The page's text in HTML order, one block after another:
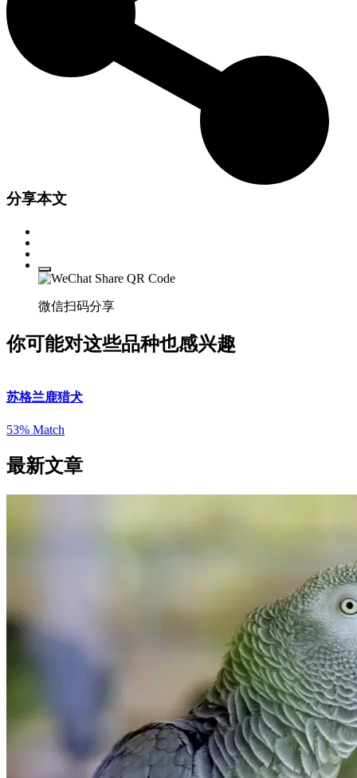
分享本文
微信扫码分享
你可能对这些品种也感兴趣
苏格兰鹿猎犬
53% Match
最新文章